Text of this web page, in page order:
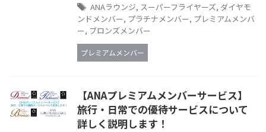
ANAラウンジ, スーパーフライヤーズ, ダイヤモ
ンドメンバー, プラチナメンバー, プレミアムメンバ
ー, ブロンズメンバー
プレミアムメンバー
【ANAプレミアムメンバーサービス】
旅行・日常での優待サービスについて
詳しく説明します！